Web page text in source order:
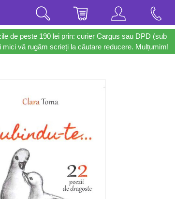
de peste 190 lei prin: curier Cargus sau DPD (sub
vă rugăm scrieți la căutare reducere. Mulțumim!